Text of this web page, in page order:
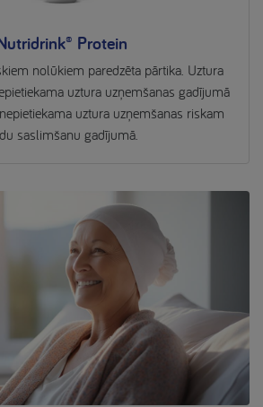
Protein
nolūkiem paredzēta pārtika. Uztura
uztura uzņemšanas gadījumā
uztura uzņemšanas riskam
saslimšanu gadījumā.